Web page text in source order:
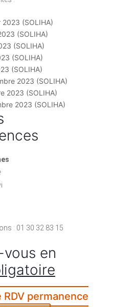
(SOLIHA)
(SOLIHA)
(SOLIHA)
(SOLIHA)
(SOLIHA)
2023 (SOLIHA)
2023 (SOLIHA)
2023 (SOLIHA)
: 01 30 32 83 15
en
RDV permanence